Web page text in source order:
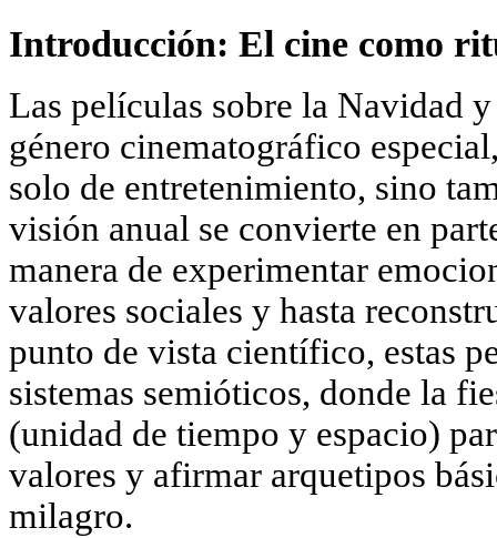
Introducción: El cine como
Las películas sobre la Navidad
género cinematográfico
solo de entretenimiento, sino
visión anual se convierte en
manera de experimentar
valores sociales y hasta
punto de vista científico, estas
sistemas semióticos, donde la
(unidad de tiempo y espacio)
valores y afirmar arquetipos
milagro.